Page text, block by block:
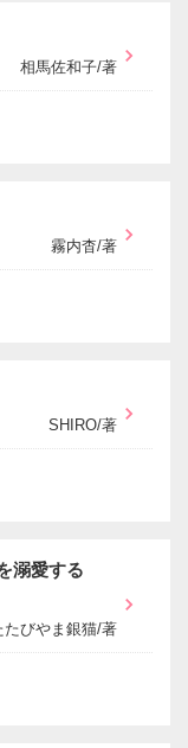
相馬佐和子/著
霧内杳/著
SHIRO/著
溺愛する
たびやま銀猫/著